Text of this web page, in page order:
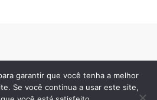
© Todos os direitos reservados
garantir que você tenha a melhor
Se você continua a usar este site,